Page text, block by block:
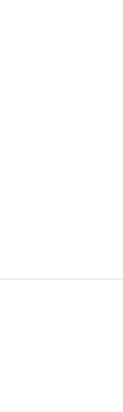
g umido per cane
1 x 400 g